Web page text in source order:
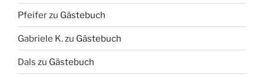
Pfeiferzu Gästebuch
Gabriele K.zu Gästebuch
Dals zu Gästebuch